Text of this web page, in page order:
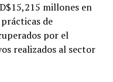
millones en
de
por el
realizados al sector